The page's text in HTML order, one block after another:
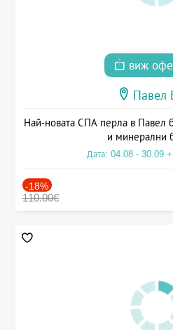
виж
Павел
Най-новата СПА перла в Павел
и минерални
Дата: 04.08 - 30.09
-18%
110.00€